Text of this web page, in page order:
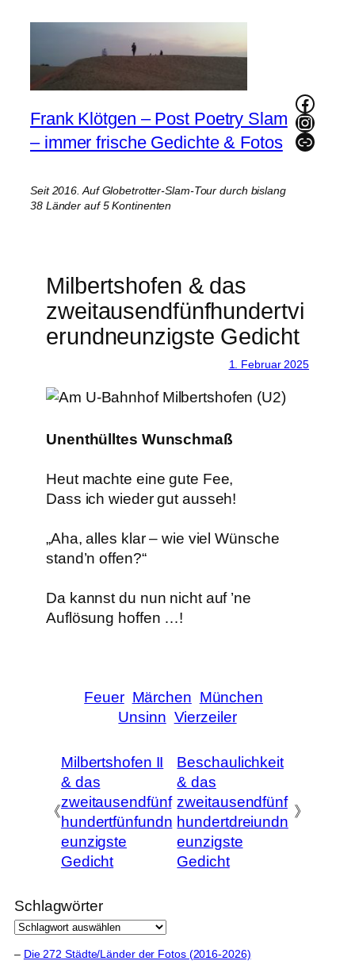
Frank Klötgen – Post Poetry Slam
– immer frische Gedichte & Fotos
Seit 2016. Auf Globetrotter-Slam-Tour durch bislang
38 Länder auf 5 Kontinenten
Link
Milbertshofen & das
zweitausendfünfhundertvi
erundneunzigste Gedicht
1. Februar 2025
Unenthülltes Wunschmaß
Heut machte eine gute Fee,
Dass ich wieder gut ausseh!
„Aha, alles klar – wie viel Wünsche
stand’n offen?“
Da kannst du nun nicht auf ’ne
Auflösung hoffen …!
Feuer Märchen München
Unsinn Vierzeiler
《
Milbertshofen II
& das
zweitausendfünf
hundertfünfundn
eunzigste
Gedicht
Beschaulichkeit
& das
zweitausendfünf
hundertdreiundn
eunzigste
Gedicht
》
Schlagwörter
– Die 272 Städte/Länder der Fotos (2016-2026)